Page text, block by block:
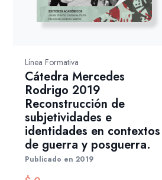
Línea Formativa
Cátedra Mercedes
Rodrigo 2019
Reconstrucción de
subjetividades e
identidades en contextos
de guerra y posguerra.
Publicado en 2019